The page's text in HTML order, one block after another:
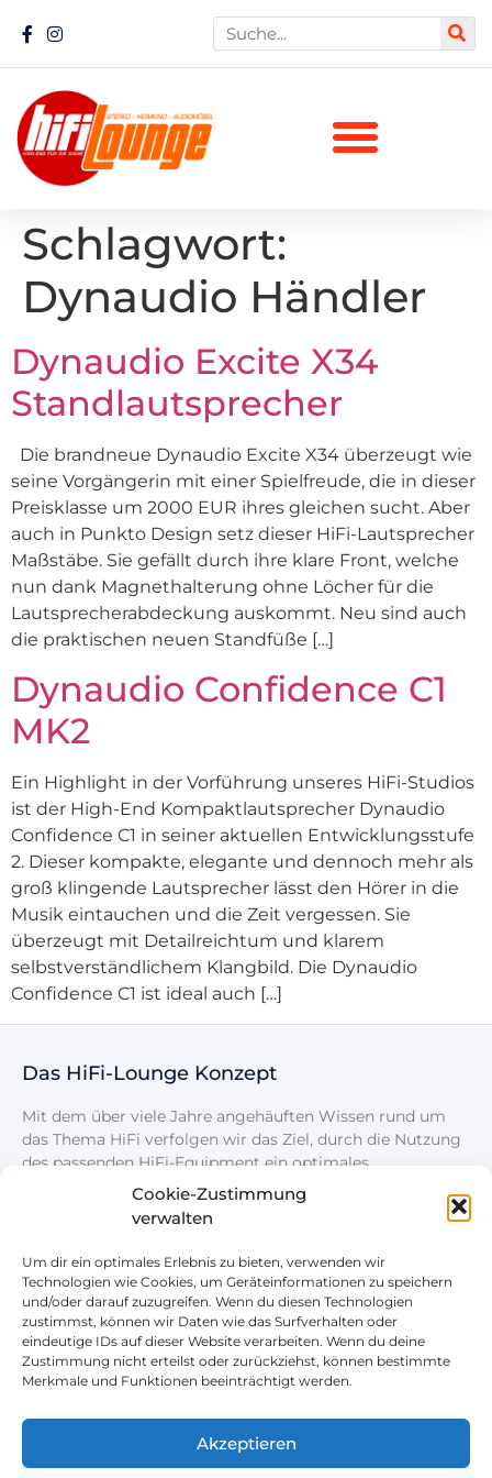
Cookie-Zustimmung
verwalten
Um dir ein optimales Erlebnis zu bieten, verwenden wir
Technologien wie Cookies, um Geräteinformationen zu speichern
und/oder darauf zuzugreifen. Wenn du diesen Technologien
zustimmst, können wir Daten wie das Surfverhalten oder
eindeutige IDs auf dieser Website verarbeiten. Wenn du deine
Zustimmung nicht erteilst oder zurückziehst, können bestimmte
Merkmale und Funktionen beeinträchtigt werden.
Akzeptieren
Schlagwort:
Dynaudio Händler
Dynaudio Excite X34
Standlautsprecher
Die brandneue Dynaudio Excite X34 überzeugt wie
seine Vorgängerin mit einer Spielfreude, die in dieser
Preisklasse um 2000 EUR ihres gleichen sucht. Aber
auch in Punkto Design setz dieser HiFi-Lautsprecher
Maßstäbe. Sie gefällt durch ihre klare Front, welche
nun dank Magnethalterung ohne Löcher für die
Lautsprecherabdeckung auskommt. Neu sind auch
die praktischen neuen Standfüße […]
Dynaudio Confidence C1
MK2
Ein Highlight in der Vorführung unseres HiFi-Studios
ist der High-End Kompaktlautsprecher Dynaudio
Confidence C1 in seiner aktuellen Entwicklungsstufe
2. Dieser kompakte, elegante und dennoch mehr als
groß klingende Lautsprecher lässt den Hörer in die
Musik eintauchen und die Zeit vergessen. Sie
überzeugt mit Detailreichtum und klarem
selbstverständlichem Klangbild. Die Dynaudio
Confidence C1 ist ideal auch […]
Das HiFi-Lounge Konzept
Mit dem über viele Jahre angehäuften Wissen rund um
das Thema HiFi verfolgen wir das Ziel, durch die Nutzung
des passenden HiFi-Equipment ein optimales
Klangerlebnis zu schaffen.
Rechtliches
Datenschutz
Nützliches
Blog